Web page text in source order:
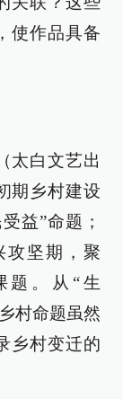
使作品具备
太白文艺出
期乡村建设
益”命题；
攻坚期，聚
题。从“生
村命题虽然
乡村变迁的